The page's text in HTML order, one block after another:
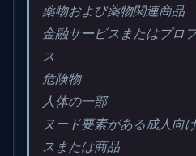
薬物および薬物関連商品
金融サービスまたはプロ
ス
危険物
人体の一部
ヌード要素がある成人向
スまたは商品